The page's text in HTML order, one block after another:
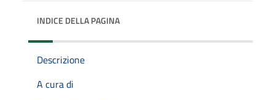
INDICE DELLA PAGINA
Descrizione
A cura di